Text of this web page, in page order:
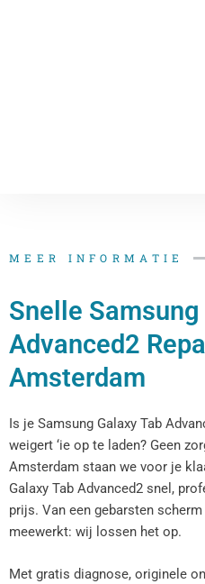
MEER INFORMATIE
Snelle
Advanced2
Amsterdam
Is je Samsung Galaxy Tab
weigert ‘ie op te laden? Geen
Amsterdam staan we voor je
Galaxy Tab Advanced2​​ snel,
prijs. Van een gebarsten
meewerkt: wij lossen het op.
Met gratis diagnose, originele